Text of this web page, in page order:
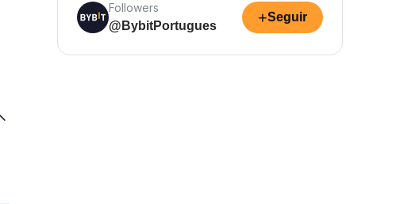
Followers
@BybitPortugues
+Seguir